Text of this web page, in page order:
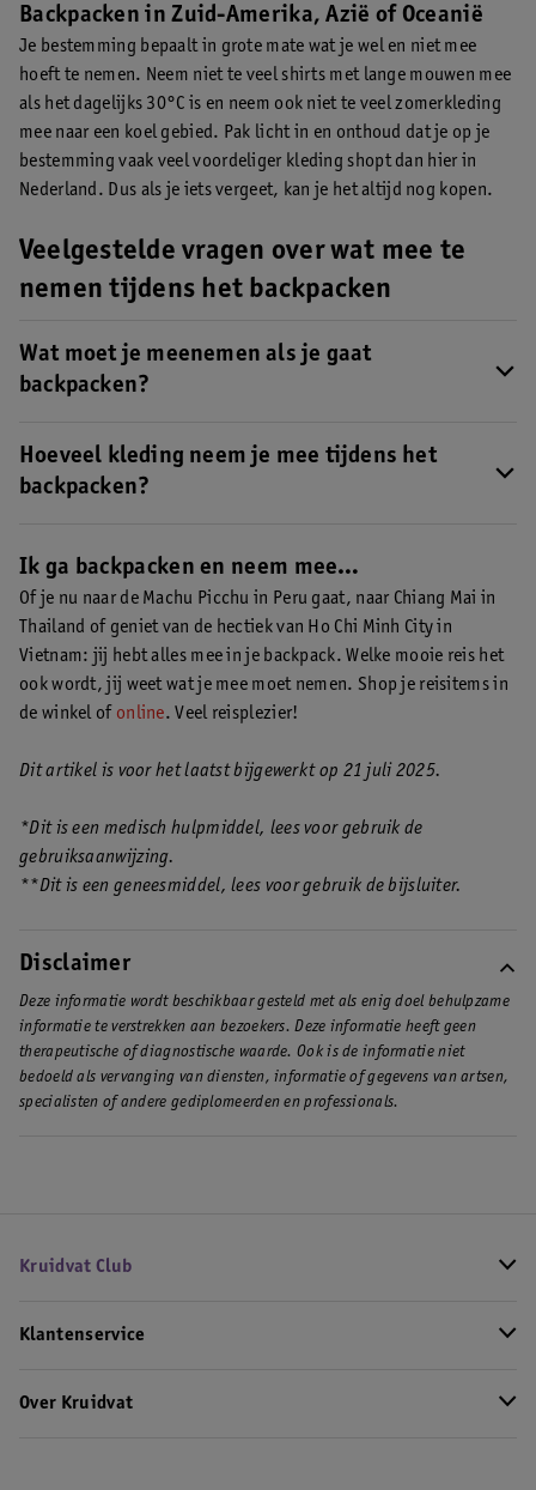
Backpacken in Zuid-Amerika, Azië of Oceanië
Je bestemming bepaalt in grote mate wat je wel en niet mee
hoeft te nemen. Neem niet te veel shirts met lange mouwen mee
als het dagelijks 30°C is en neem ook niet te veel zomerkleding
mee naar een koel gebied. Pak licht in en onthoud dat je op je
bestemming vaak veel voordeliger kleding shopt dan hier in
Nederland. Dus als je iets vergeet, kan je het altijd nog kopen.
Veelgestelde vragen over wat mee te
nemen tijdens het backpacken
Wat moet je meenemen als je gaat
backpacken?
draagt het mee op je rug. Maar je wilt ook niks vergeten.
Hoeveel kleding neem je mee tijdens het
backpacken?
meedragen. Je kan onderweg gewoon wassen of naar de
wasserette gaan.
Ik ga backpacken en neem mee…
Of je nu naar de Machu Picchu in Peru gaat, naar Chiang Mai in
Thailand of geniet van de hectiek van Ho Chi Minh City in
Vietnam: jij hebt alles mee in je backpack. Welke mooie reis het
ook wordt, jij weet wat je mee moet nemen. Shop je reisitems in
de winkel of online. Veel reisplezier!
Dit artikel is voor het laatst bijgewerkt op 21 juli 2025.
*Dit is een medisch hulpmiddel, lees voor gebruik de
gebruiksaanwijzing.
**Dit is een geneesmiddel, lees voor gebruik de bijsluiter.
Disclaimer
Deze informatie wordt beschikbaar gesteld met als enig doel behulpzame
informatie te verstrekken aan bezoekers. Deze informatie heeft geen
therapeutische of diagnostische waarde. Ook is de informatie niet
bedoeld als vervanging van diensten, informatie of gegevens van artsen,
specialisten of andere gediplomeerden en professionals.
Kruidvat Club
Klantenservice
Over Kruidvat